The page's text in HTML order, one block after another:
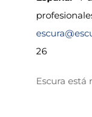
26
Escura está